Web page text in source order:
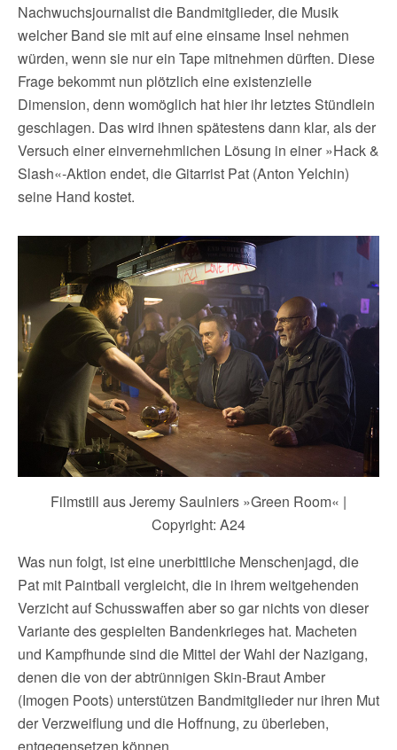
Nachwuchsjournalist die Bandmitglieder, die Musik
welcher Band sie mit auf eine einsame Insel nehmen
würden, wenn sie nur ein Tape mitnehmen dürften. Diese
Frage bekommt nun plötzlich eine existenzielle
Dimension, denn womöglich hat hier ihr letztes Stündlein
geschlagen. Das wird ihnen spätestens dann klar, als der
Versuch einer einvernehmlichen Lösung in einer »Hack &
Slash«-Aktion endet, die Gitarrist Pat (Anton Yelchin)
seine Hand kostet.
Filmstill aus Jeremy Saulniers »Green Room« |
Copyright: A24
Was nun folgt, ist eine unerbittliche Menschenjagd, die
Pat mit Paintball vergleicht, die in ihrem weitgehenden
Verzicht auf Schusswaffen aber so gar nichts von dieser
Variante des gespielten Bandenkrieges hat. Macheten
und Kampfhunde sind die Mittel der Wahl der Nazigang,
denen die von der abtrünnigen Skin-Braut Amber
(Imogen Poots) unterstützen Bandmitglieder nur ihren Mut
der Verzweiflung und die Hoffnung, zu überleben,